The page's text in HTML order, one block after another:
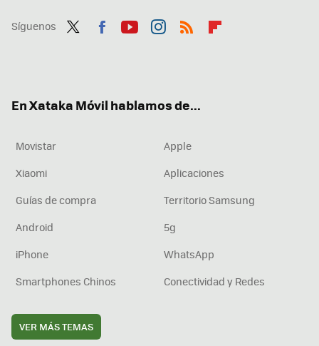
Síguenos
En Xataka Móvil hablamos de...
Movistar
Apple
Xiaomi
Aplicaciones
Guías de compra
Territorio Samsung
Android
5g
iPhone
WhatsApp
Smartphones Chinos
Conectividad y Redes
VER MÁS TEMAS